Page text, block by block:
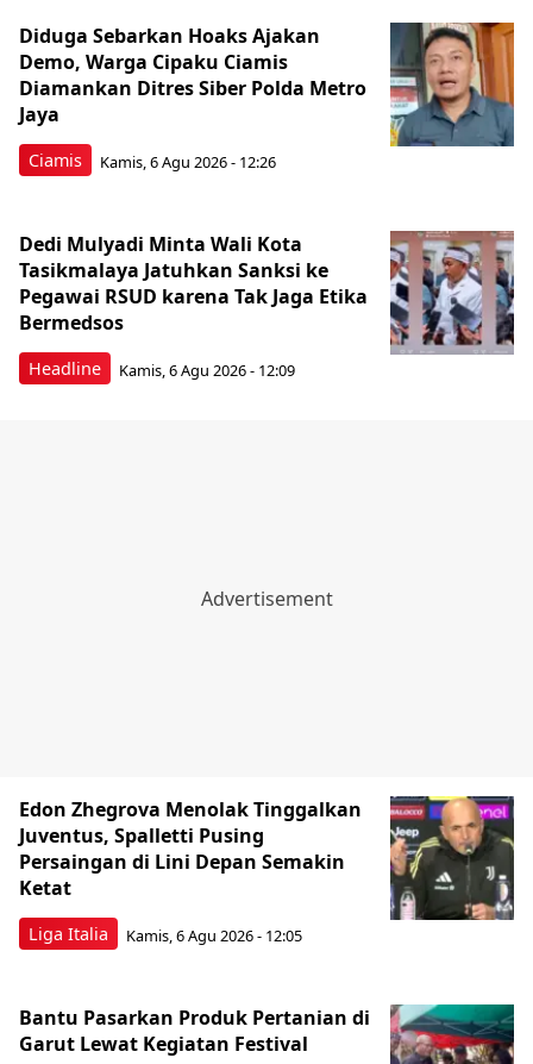
Ciamis
Diduga Sebarkan Hoaks Ajakan
Demo, Warga Cipaku Ciamis
Diamankan Ditres Siber Polda Metro
Jaya
Kamis, 6 Agu 2026 - 12:26
Headline
Dedi Mulyadi Minta Wali Kota
Tasikmalaya Jatuhkan Sanksi ke
Pegawai RSUD karena Tak Jaga Etika
Bermedsos
Kamis, 6 Agu 2026 - 12:09
Liga Italia
Edon Zhegrova Menolak Tinggalkan
Juventus, Spalletti Pusing
Persaingan di Lini Depan Semakin
Ketat
Kamis, 6 Agu 2026 - 12:05
Bantu Pasarkan Produk Pertanian di
Garut Lewat Kegiatan Festival